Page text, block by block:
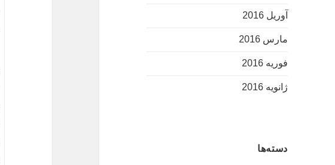
آوریل 2016
مارس 2016
فوریه 2016
ژانویه 2016
دسته‌ها